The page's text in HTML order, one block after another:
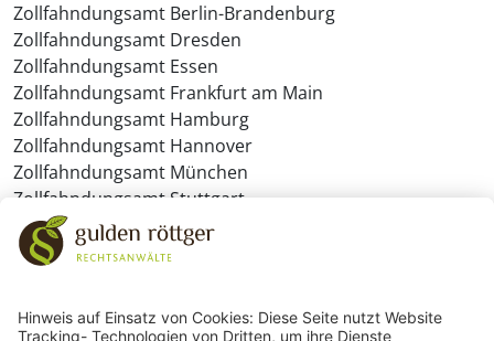
Zollfahndungsamt Berlin-Brandenburg
Zollfahndungsamt Dresden
Zollfahndungsamt Essen
Zollfahndungsamt Frankfurt am Main
Zollfahndungsamt Hamburg
Zollfahndungsamt Hannover
Zollfahndungsamt München
Zollfahndungsamt Stuttgart